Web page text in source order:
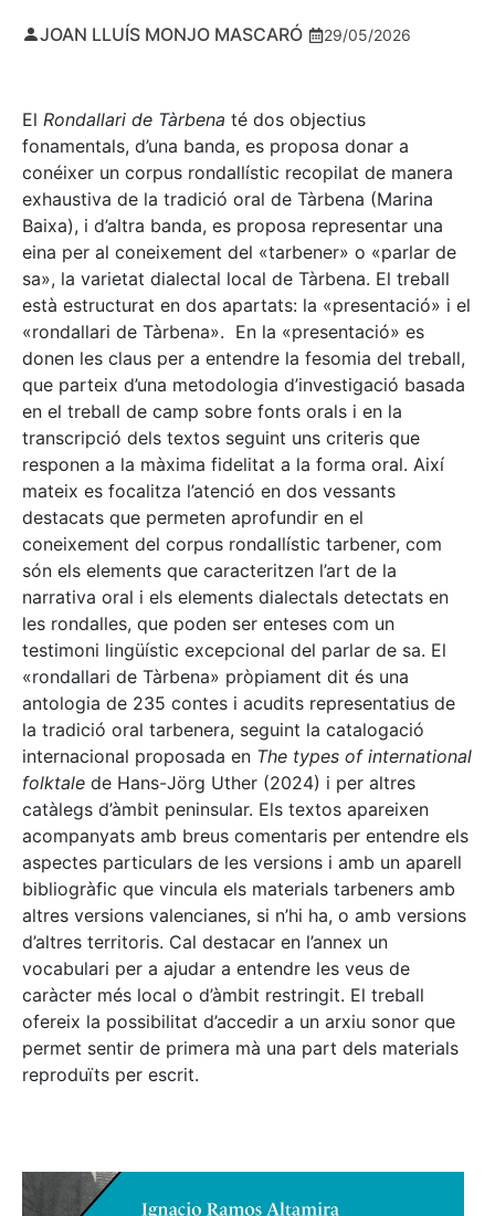
JOAN LLUÍS MONJO MASCARÓ 29/05/2026
El Rondallari de Tàrbena té dos objectius
fonamentals, d’una banda, es proposa donar a
conéixer un corpus rondallístic recopilat de manera
exhaustiva de la tradició oral de Tàrbena (Marina
Baixa), i d’altra banda, es proposa representar una
eina per al coneixement del «tarbener» o «parlar de
sa», la varietat dialectal local de Tàrbena. El treball
està estructurat en dos apartats: la «presentació» i el
«rondallari de Tàrbena». En la «presentació» es
donen les claus per a entendre la fesomia del treball,
que parteix d’una metodologia d’investigació basada
en el treball de camp sobre fonts orals i en la
transcripció dels textos seguint uns criteris que
responen a la màxima fidelitat a la forma oral. Així
mateix es focalitza l’atenció en dos vessants
destacats que permeten aprofundir en el
coneixement del corpus rondallístic tarbener, com
són els elements que caracteritzen l’art de la
narrativa oral i els elements dialectals detectats en
les rondalles, que poden ser enteses com un
testimoni lingüístic excepcional del parlar de sa. El
«rondallari de Tàrbena» pròpiament dit és una
antologia de 235 contes i acudits representatius de
la tradició oral tarbenera, seguint la catalogació
internacional proposada en The types of international
folktale de Hans-Jörg Uther (2024) i per altres
catàlegs d’àmbit peninsular. Els textos apareixen
acompanyats amb breus comentaris per entendre els
aspectes particulars de les versions i amb un aparell
bibliogràfic que vincula els materials tarbeners amb
altres versions valencianes, si n’hi ha, o amb versions
d’altres territoris. Cal destacar en l’annex un
vocabulari per a ajudar a entendre les veus de
caràcter més local o d’àmbit restringit. El treball
ofereix la possibilitat d’accedir a un arxiu sonor que
permet sentir de primera mà una part dels materials
reproduïts per escrit.